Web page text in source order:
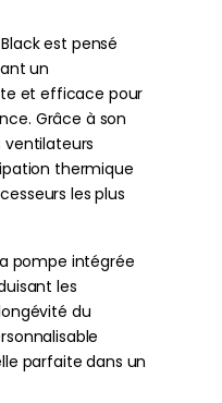
Black est pensé
un
et efficace pour
Grâce à son
thermique
les plus
pompe intégrée
les
du
parfaite dans un